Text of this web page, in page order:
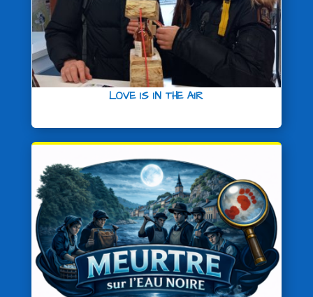
LOVE IS IN THE AIR